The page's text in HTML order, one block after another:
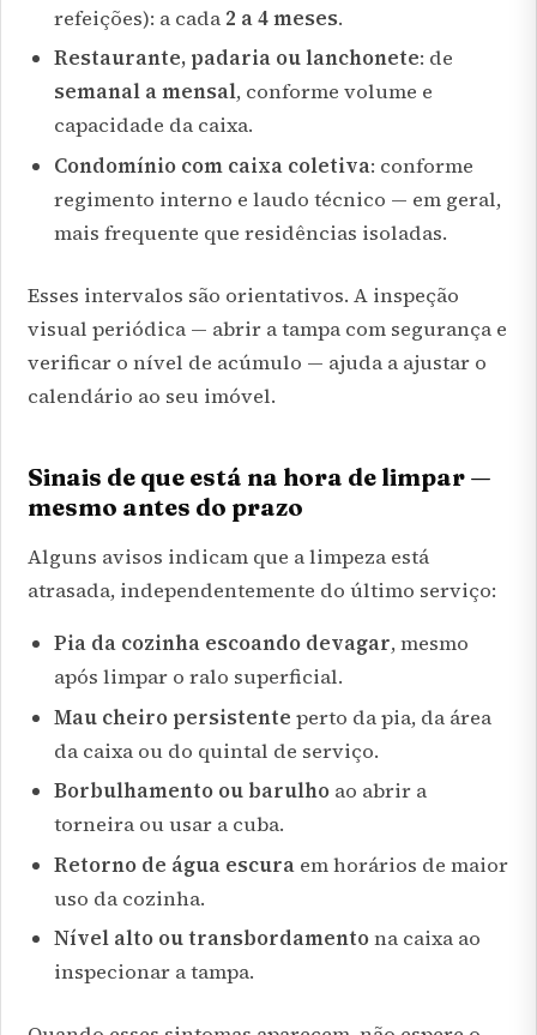
refeições): a cada 2 a 4 meses.
Restaurante, padaria ou lanchonete: de
semanal a mensal, conforme volume e
capacidade da caixa.
Condomínio com caixa coletiva: conforme
regimento interno e laudo técnico — em geral,
mais frequente que residências isoladas.
Esses intervalos são orientativos. A inspeção
visual periódica — abrir a tampa com segurança e
verificar o nível de acúmulo — ajuda a ajustar o
calendário ao seu imóvel.
Sinais de que está na hora de limpar —
mesmo antes do prazo
Alguns avisos indicam que a limpeza está
atrasada, independentemente do último serviço:
Pia da cozinha escoando devagar, mesmo
após limpar o ralo superficial.
Mau cheiro persistente perto da pia, da área
da caixa ou do quintal de serviço.
Borbulhamento ou barulhoao abrir a
torneira ou usar a cuba.
Retorno de água escuraem horários de maior
uso da cozinha.
Nível alto ou transbordamentona caixa ao
inspecionar a tampa.